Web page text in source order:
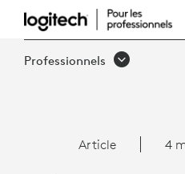
LISTE
DEProfessionnels
Article 4